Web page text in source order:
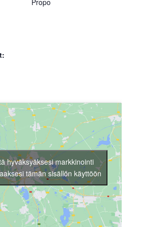
Propo
hyväksyäksesi markkinointi
tämän sisällön käyttöön